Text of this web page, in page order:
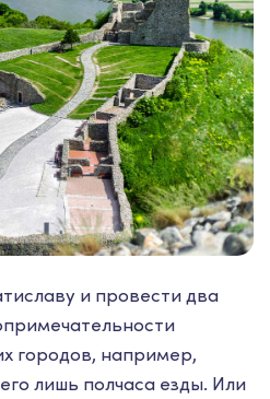
и провести два
городов, например,
лишь полчаса езды. Или